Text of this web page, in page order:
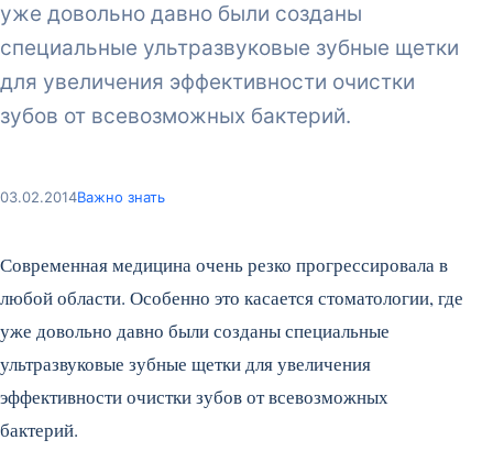
уже довольно давно были созданы
специальные ультразвуковые зубные щетки
для увеличения эффективности очистки
зубов от всевозможных бактерий.
03.02.2014Важно знать
Современная медицина очень резко прогрессировала в
любой области. Особенно это касается стоматологии, где
уже довольно давно были созданы специальные
ультразвуковые зубные щетки для увеличения
эффективности очистки зубов от всевозможных
бактерий.